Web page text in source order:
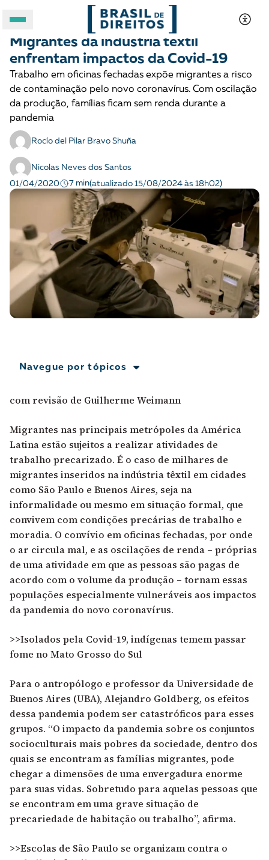
A BRASIL DE DIREITOS
ASSUNTOS
FORMATOS
Apoie a Brasil de Direitos
A [BD] conta as histórias de quem defende
direitos humanos no Brasil. Para continuar,
esse trabalho precisa da sua doação!
Notícias
Migrantes da indústria têxtil
enfrentam impactos da Covid-19
Trabalho em oficinas fechadas expõe migrantes a risco
de contaminação pelo novo coronavírus. Com oscilação
da produção, famílias ficam sem renda durante a
pandemia
Rocío del Pilar Bravo Shuña
Nicolas Neves dos Santos
01/04/2020
7 min(atualizado 15/08/2024 às 18h02)
Navegue por tópicos
com revisão de Guilherme Weimann
Migrantes nas principais metrópoles da América
Latina estão sujeitos a realizar atividades de
trabalho precarizado. É o caso de milhares de
migrantes inseridos na indústria têxtil em cidades
como São Paulo e Buenos Aires, seja na
informalidade ou mesmo em situação formal, que
convivem com condições precárias de trabalho e
moradia. O convívio em oficinas fechadas, por onde
o ar circula mal, e as oscilações de renda – próprias
de uma atividade em que as pessoas são pagas de
acordo com o volume da produção – tornam essas
populações especialmente vulneráveis aos impactos
da pandemia do novo coronavírus.
>>Isolados pela Covid-19, indígenas temem passar
fome no Mato Grosso do Sul
Para o antropólogo e professor da Universidade de
Buenos Aires (UBA), Alejandro Goldberg, os efeitos
dessa pandemia podem ser catastróficos para esses
grupos. “O impacto da pandemia sobre os conjuntos
socioculturais mais pobres da sociedade, dentro dos
quais se encontram as famílias migrantes, pode
chegar a dimensões de uma envergadura enorme
para suas vidas. Sobretudo para aquelas pessoas que
se encontram em uma grave situação de
precariedade de habitação ou trabalho”, afirma.
>>Escolas de São Paulo se organizam contra o